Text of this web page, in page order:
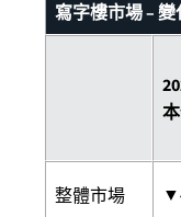
寫字樓市場 –
整體市場